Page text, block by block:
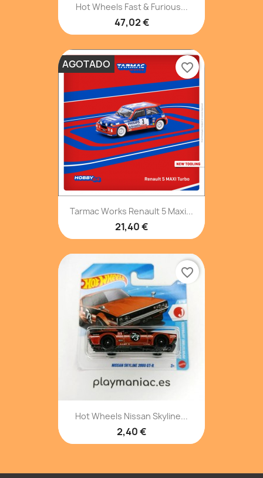
Hot Wheels Fast & Furious...
47,02 €
Tarmac Works Renault 5 Maxi...
21,40 €
AGOTADO favorite_border
Hot Wheels Nissan Skyline...
2,40 €
favorite_border